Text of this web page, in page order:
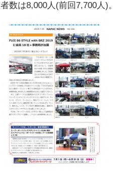
者数は8,000人(前回7,700人)。